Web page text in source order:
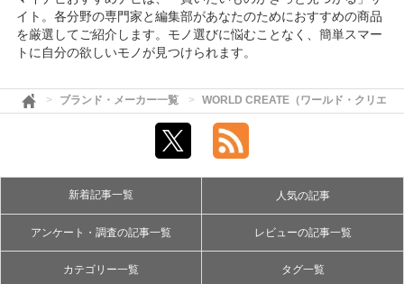
イト。各分野の専門家と編集部があなたのためにおすすめの商品
を厳選してご紹介します。モノ選びに悩むことなく、簡単スマー
トに自分の欲しいモノが見つけられます。
ブランド・メーカー一覧 WORLD CREATE（ワールド・クリエイ
新着記事一覧 人気の記事
アンケート・調査の記事一覧 レビューの記事一覧
カテゴリー一覧 タグ一覧